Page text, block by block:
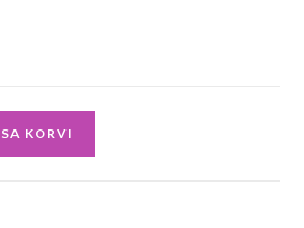
KORVI